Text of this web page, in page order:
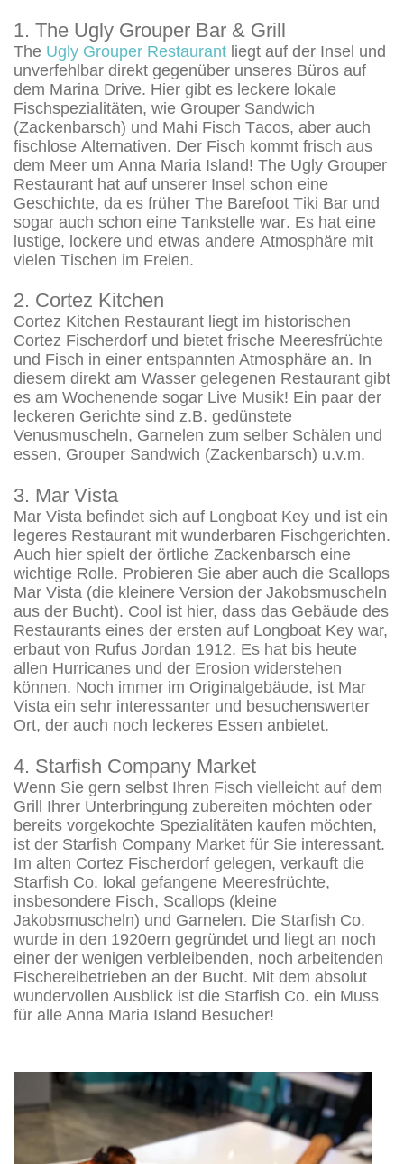
1. The Ugly Grouper Bar & Grill
The Ugly Grouper Restaurant liegt auf der Insel und
unverfehlbar direkt gegenüber unseres Büros auf
dem Marina Drive. Hier gibt es leckere lokale
Fischspezialitäten, wie Grouper Sandwich
(Zackenbarsch) und Mahi Fisch Tacos, aber auch
fischlose Alternativen. Der Fisch kommt frisch aus
dem Meer um Anna Maria Island! The Ugly Grouper
Restaurant hat auf unserer Insel schon eine
Geschichte, da es früher The Barefoot Tiki Bar und
sogar auch schon eine Tankstelle war. Es hat eine
lustige, lockere und etwas andere Atmosphäre mit
vielen Tischen im Freien.
2. Cortez Kitchen
Cortez Kitchen Restaurant liegt im historischen
Cortez Fischerdorf und bietet frische Meeresfrüchte
und Fisch in einer entspannten Atmosphäre an. In
diesem direkt am Wasser gelegenen Restaurant gibt
es am Wochenende sogar Live Musik! Ein paar der
leckeren Gerichte sind z.B. gedünstete
Venusmuscheln, Garnelen zum selber Schälen und
essen, Grouper Sandwich (Zackenbarsch) u.v.m.
3. Mar Vista
Mar Vista befindet sich auf Longboat Key und ist ein
legeres Restaurant mit wunderbaren Fischgerichten.
Auch hier spielt der örtliche Zackenbarsch eine
wichtige Rolle. Probieren Sie aber auch die Scallops
Mar Vista (die kleinere Version der Jakobsmuscheln
aus der Bucht). Cool ist hier, dass das Gebäude des
Restaurants eines der ersten auf Longboat Key war,
erbaut von Rufus Jordan 1912. Es hat bis heute
allen Hurricanes und der Erosion widerstehen
können. Noch immer im Originalgebäude, ist Mar
Vista ein sehr interessanter und besuchenswerter
Ort, der auch noch leckeres Essen anbietet.
4. Starfish Company Market
Wenn Sie gern selbst Ihren Fisch vielleicht auf dem
Grill Ihrer Unterbringung zubereiten möchten oder
bereits vorgekochte Spezialitäten kaufen möchten,
ist der Starfish Company Market für Sie interessant.
Im alten Cortez Fischerdorf gelegen, verkauft die
Starfish Co. lokal gefangene Meeresfrüchte,
insbesondere Fisch, Scallops (kleine
Jakobsmuscheln) und Garnelen. Die Starfish Co.
wurde in den 1920ern gegründet und liegt an noch
einer der wenigen verbleibenden, noch arbeitenden
Fischereibetrieben an der Bucht. Mit dem absolut
wundervollen Ausblick ist die Starfish Co. ein Muss
für alle Anna Maria Island Besucher!